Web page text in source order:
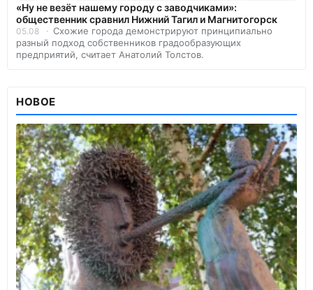
«Ну не везёт нашему городу с заводчиками»:
общественник сравнил Нижний Тагил и Магнитогорск
05.08
Схожие города демонстрируют принципиально
разный подход собственников градообразующих
предприятий, считает Анатолий Толстов.
НОВОЕ